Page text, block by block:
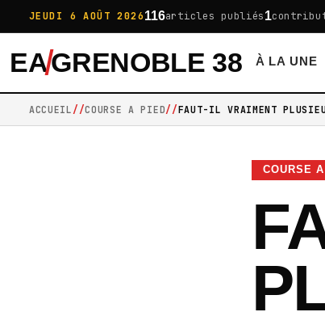
JEUDI 6 AOÛT 2026116articles publiés1
EAGRENOBLE 38 À LA UNE
ACCUEIL COURSE A PIED FAUT-IL VRAIMENT
COURSE